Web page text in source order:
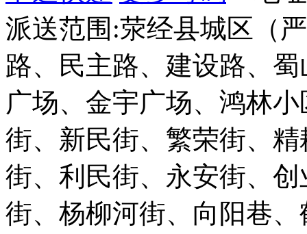
派送范围:荥经县城区（
路、民主路、建设路、
广场、金宇广场、鸿林
街、新民街、繁荣街、
街、利民街、永安街、
街、杨柳河街、向阳巷